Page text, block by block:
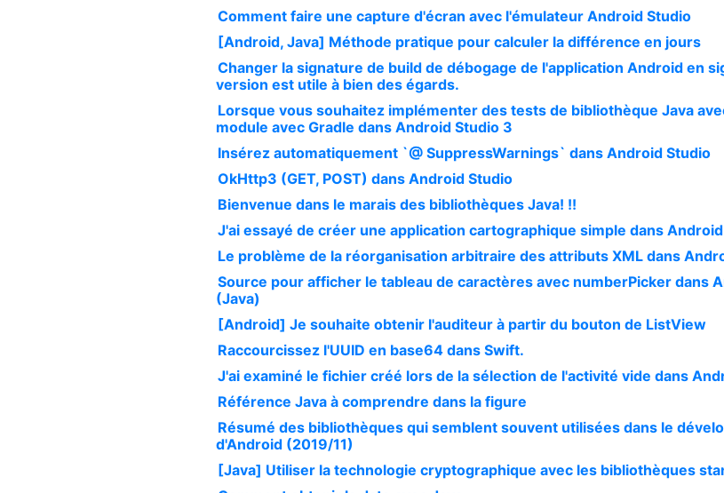
Comment faire une capture d'écran avec l'émulateur Android Studio
[Android, Java] Méthode pratique pour calculer la différence en jours
Changer la signature de build de débogage de l'application Android en
version est utile à bien des égards.
Lorsque vous souhaitez implémenter des tests de bibliothèque Java
module avec Gradle dans Android Studio 3
Insérez automatiquement `@ SuppressWarnings` dans Android Studio
OkHttp3 (GET, POST) dans Android Studio
Bienvenue dans le marais des bibliothèques Java! !!
J'ai essayé de créer une application cartographique simple dans
Le problème de la réorganisation arbitraire des attributs XML dans
Source pour afficher le tableau de caractères avec numberPicker dans
(Java)
[Android] Je souhaite obtenir l'auditeur à partir du bouton de ListView
Raccourcissez l'UUID en base64 dans Swift.
J'ai examiné le fichier créé lors de la sélection de l'activité vide dans
Référence Java à comprendre dans la figure
Résumé des bibliothèques qui semblent souvent utilisées dans le
d'Android (2019/11)
[Java] Utiliser la technologie cryptographique avec les bibliothèques